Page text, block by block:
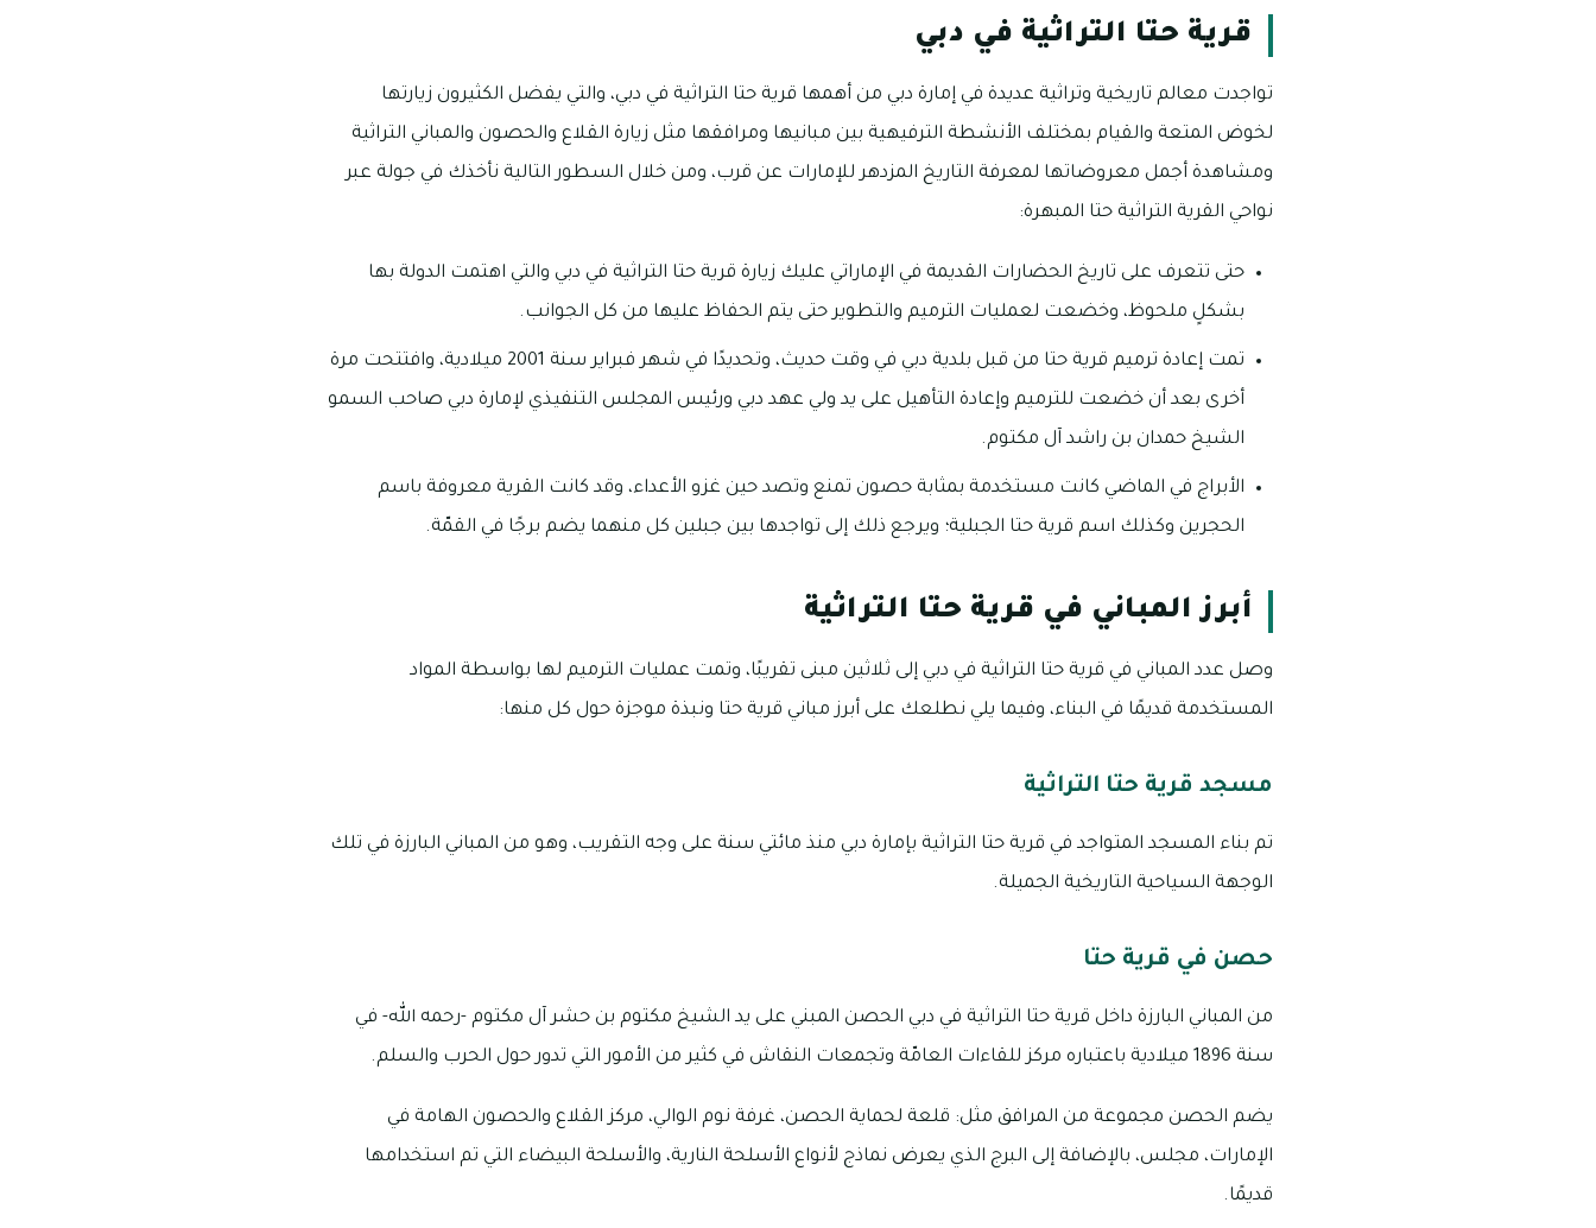
قرية حتا التراثية في دبي
تواجدت معالم تاريخية وتراثية عديدة في إمارة دبي من أهمها قرية حتا التراثية في دبي، والتي يفضل الكثيرون زيارتها
لخوض المتعة والقيام بمختلف الأنشطة الترفيهية بين مبانيها ومرافقها مثل زيارة القلاع والحصون والمباني التراثية
ومشاهدة أجمل معروضاتها لمعرفة التاريخ المزدهر للإمارات عن قرب، ومن خلال السطور التالية نأخذك في جولة عبر
نواحي القرية التراثية حتا المبهرة:
حتى تتعرف على تاريخ الحضارات القديمة في الإماراتي عليك زيارة قرية حتا التراثية في دبي والتي اهتمت الدولة بها
بشكلٍ ملحوظ، وخضعت لعمليات الترميم والتطوير حتى يتم الحفاظ عليها من كل الجوانب.
تمت إعادة ترميم قرية حتا من قبل بلدية دبي في وقت حديث، وتحديدًا في شهر فبراير سنة 2001 ميلادية، وافتتحت مرة
أخرى بعد أن خضعت للترميم وإعادة التأهيل على يد ولي عهد دبي ورئيس المجلس التنفيذي لإمارة دبي صاحب السمو
الشيخ حمدان بن راشد آل مكتوم.
الأبراج في الماضي كانت مستخدمة بمثابة حصون تمنع وتصد حين غزو الأعداء، وقد كانت القرية معروفة باسم
الحجرين وكذلك اسم قرية حتا الجبلية؛ ويرجع ذلك إلى تواجدها بين جبلين كل منهما يضم برجًا في القمّة.
أبرز المباني في قرية حتا التراثية
وصل عدد المباني في قرية حتا التراثية في دبي إلى ثلاثين مبنى تقريبًا، وتمت عمليات الترميم لها بواسطة المواد
المستخدمة قديمًا في البناء، وفيما يلي نطلعك على أبرز مباني قرية حتا ونبذة موجزة حول كل منها:
مسجد قرية حتا التراثية
تم بناء المسجد المتواجد في قرية حتا التراثية بإمارة دبي منذ مائتي سنة على وجه التقريب، وهو من المباني البارزة في تلك
الوجهة السياحية التاريخية الجميلة.
حصن في قرية حتا
من المباني البارزة داخل قرية حتا التراثية في دبي الحصن المبني على يد الشيخ مكتوم بن حشر آل مكتوم -رحمه الله- في
سنة 1896 ميلادية باعتباره مركز للقاءات العامّة وتجمعات النقاش في كثير من الأمور التي تدور حول الحرب والسلم.
يضم الحصن مجموعة من المرافق مثل: قلعة لحماية الحصن، غرفة نوم الوالي، مركز القلاع والحصون الهامة في
الإمارات، مجلس، بالإضافة إلى البرج الذي يعرض نماذج لأنواع الأسلحة النارية، والأسلحة البيضاء التي تم استخدامها
قديمًا.